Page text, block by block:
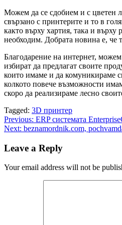
Можем да се сдобием и с цветен
свързано с принтерите и то в
както върху хартия, така и
необходим. Добрата новина е, че
Благодарение на интернет,
избират да предлагат своите
които имаме и да комуникираме
колкото повече възможности
скоро да реализираме лесно
Tagged: 3D принтер
Post
navigation
Previous: ERP системата
Next: beznamordnik.com,
Leave a Reply
Your email address will not be